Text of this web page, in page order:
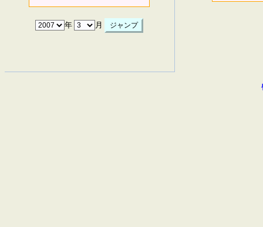
年 月